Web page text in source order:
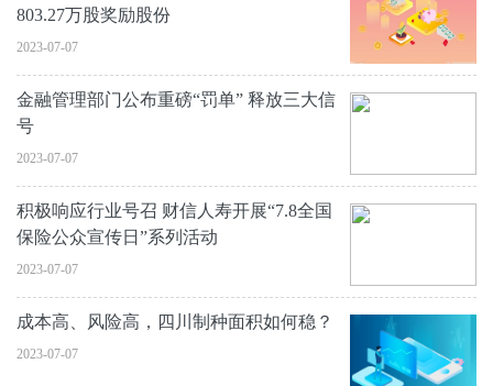
803.27万股奖励股份
2023-07-07
金融管理部门公布重磅“罚单” 释放三大信
号
2023-07-07
积极响应行业号召 财信人寿开展“7.8全国
保险公众宣传日”系列活动
2023-07-07
成本高、风险高，四川制种面积如何稳？
2023-07-07